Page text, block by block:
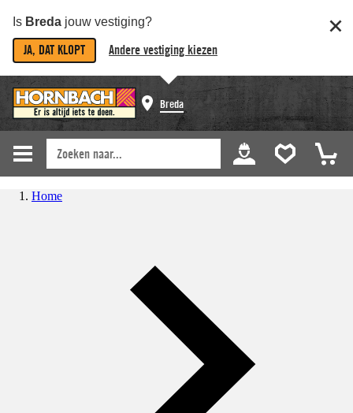
Is Breda jouw vestiging?
JA, DAT KLOPT Andere vestiging kiezen
Breda
Home